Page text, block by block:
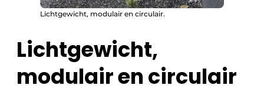
Lichtgewicht, modulair en circulair.
Lichtgewicht,
modulair en circulair